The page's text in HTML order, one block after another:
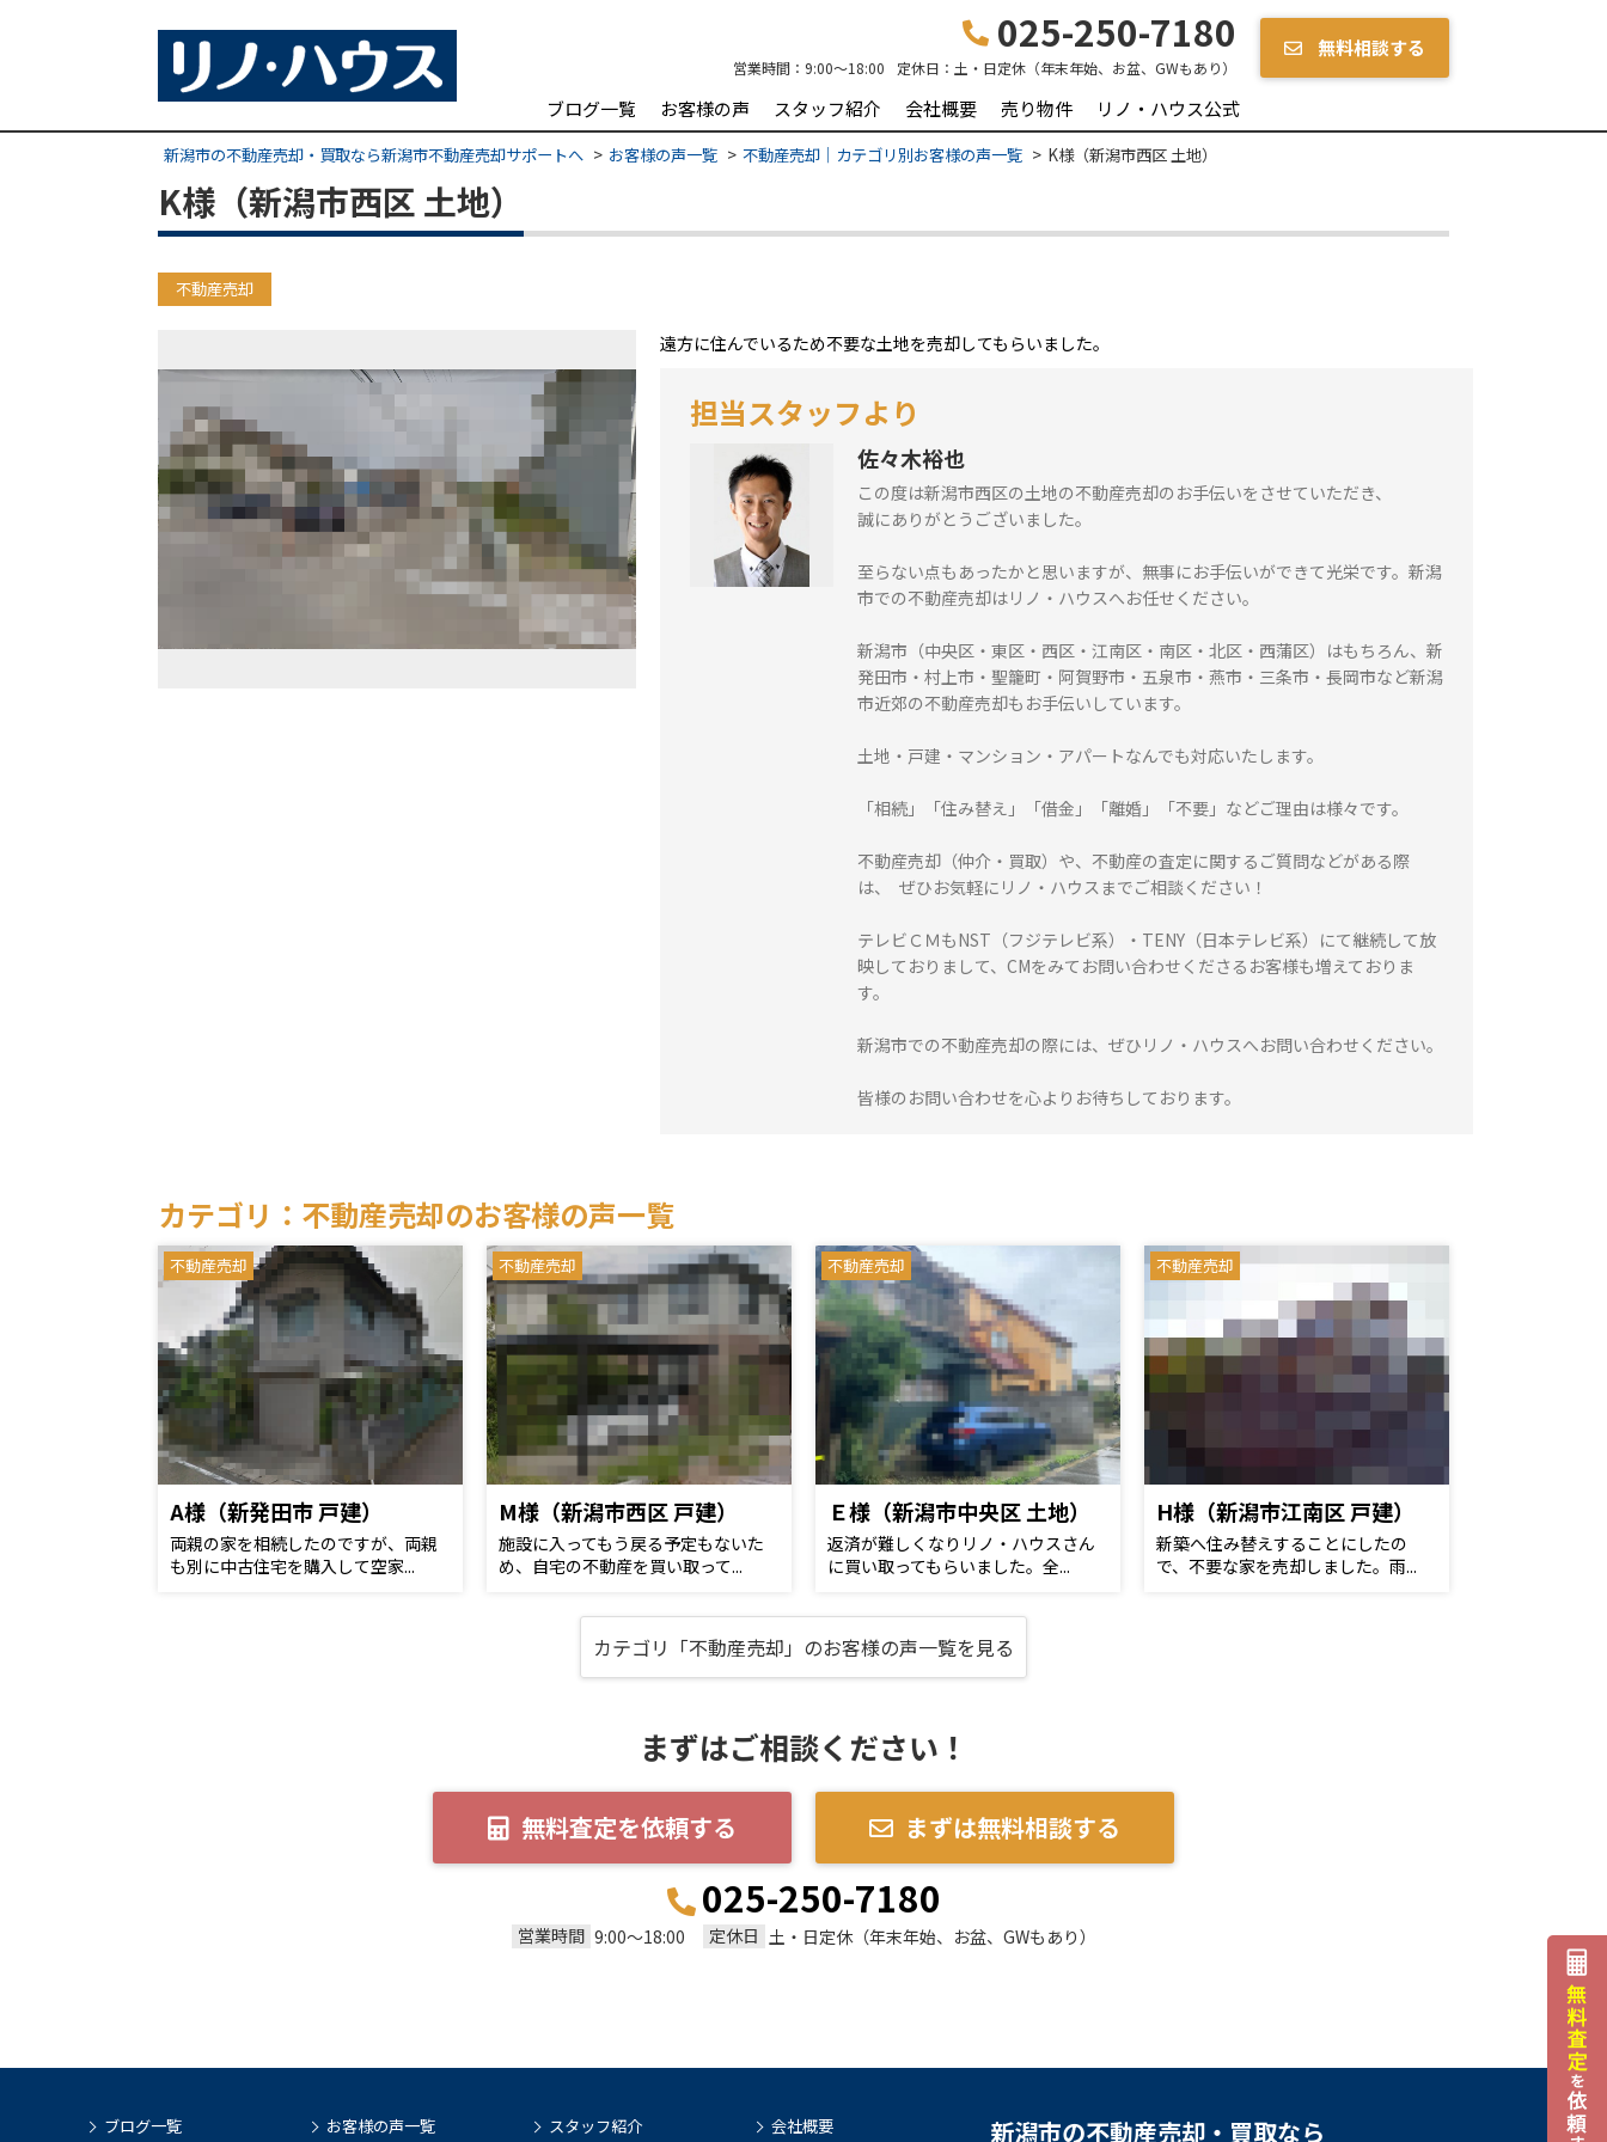
025-250-7180
営業時間： 9:00～18:00 定休日： 土・日定休（年末年始、お盆、GWもあり）
無料相談する
ブログ一覧 お客様の声 スタッフ紹介 会社概要 売り物件 リノ・ハウス公式
新潟市の不動産売却・買取なら新潟市不動産売却サポートへ お客様の声一覧 不動産売却｜カテゴリ別お客様の声一覧 K様（新潟市西区 土地）
K様（新潟市西区 土地）
不動産売却
遠方に住んでいるため不要な土地を売却してもらいました。
担当スタッフより
佐々木裕也
この度は新潟市西区の土地の不動産売却のお手伝いをさせていただき、
誠にありがとうございました。
至らない点もあったかと思いますが、無事にお手伝いができて光栄です。新潟
市での不動産売却はリノ・ハウスへお任せください。
新潟市（中央区・東区・西区・江南区・南区・北区・西蒲区）はもちろん、新
発田市・村上市・聖籠町・阿賀野市・五泉市・燕市・三条市・長岡市など新潟
市近郊の不動産売却もお手伝いしています。
土地・戸建・マンション・アパートなんでも対応いたします。
「相続」「住み替え」「借金」「離婚」「不要」などご理由は様々です。
不動産売却（仲介・買取）や、不動産の査定に関するご質問などがある際
は、 ぜひお気軽にリノ・ハウスまでご相談ください！
テレビＣＭもNST（フジテレビ系）・TENY（日本テレビ系）にて継続して放
映しておりまして、CMをみてお問い合わせくださるお客様も増えておりま
す。
新潟市での不動産売却の際には、ぜひリノ・ハウスへお問い合わせください。
皆様のお問い合わせを心よりお待ちしております。
カテゴリ：不動産売却のお客様の声一覧
不動産売却
A様（新発田市 戸建）
両親の家を相続したのですが、両親
も別に中古住宅を購入して空家...
不動産売却
M様（新潟市西区 戸建）
施設に入ってもう戻る予定もないた
め、自宅の不動産を買い取って...
不動産売却
Ｅ様（新潟市中央区 土地）
返済が難しくなりリノ・ハウスさん
に買い取ってもらいました。全...
不動産売却
H様（新潟市江南区 戸建）
新築へ住み替えすることにしたの
で、不要な家を売却しました。雨...
カテゴリ「不動産売却」のお客様の声一覧を見る
まずはご相談ください！
無料査定を依頼する まずは無料相談する
025-250-7180
営業時間 9:00～18:00 定休日 土・日定休（年末年始、お盆、GWもあり）
ブログ一覧 お客様の声一覧 スタッフ紹介 会社概要 新潟市の不動産売却・買取なら